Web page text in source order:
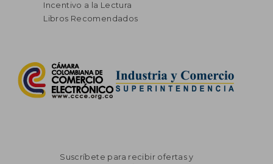
Incentivo a la Lectura
Libros Recomendados
Suscríbete para recibir ofertas y